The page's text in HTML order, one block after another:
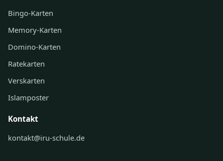
Bingo-Karten
Memory-Karten
Domino-Karten
Ratekarten
Verskarten
Islamposter
Kontakt
kontakt@iru-schule.de